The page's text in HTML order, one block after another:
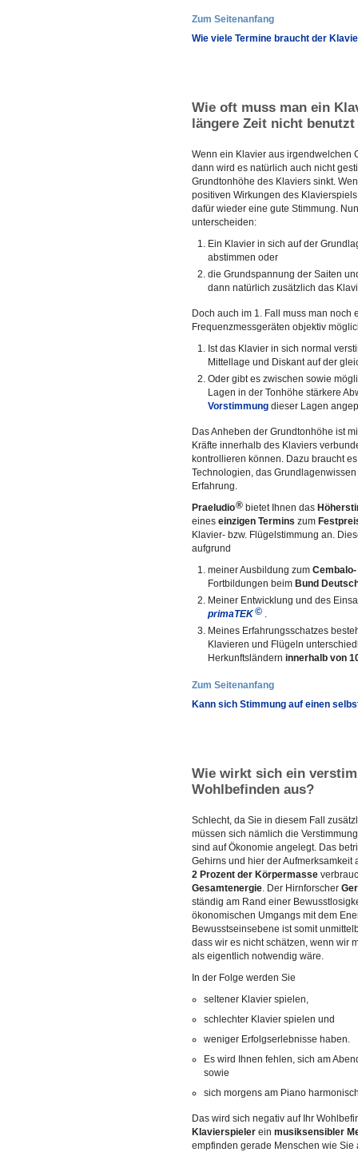
Zum Seitenanfang
Wie viele Termine braucht der
Wie oft muss man ein
längere Zeit nicht
Wenn ein Klavier aus irgendwelchen
dann wird es natürlich auch nicht
Grundtonhöhe des Klaviers sinkt.
positiven Wirkungen des
dafür wieder eine gute Stimmung.
unterscheiden:
Ein Klavier in sich auf der
abstimmen oder
die Grundspannung der Saiten
dann natürlich zusätzlich das
Doch auch im 1. Fall muss man
Frequenzmessgeräten objektiv
Ist das Klavier in sich normal
Mittellage und Diskant auf der
Oder gibt es zwischen sowie
Lagen in der Tonhöhe stärkere
Vorstimmung dieser Lagen
Das Anheben der Grundtonhöhe ist
Kräfte innerhalb des Klaviers
kontrollieren können. Dazu braucht
Technologien, das
Erfahrung.
Praeludio® bietet Ihnen das
eines einzigen Termins zum
Klavier- bzw. Flügelstimmung an.
aufgrund
meiner Ausbildung zum
Fortbildungen beim Bund
Meiner Entwicklung und des
primaTEK© .
Meines Erfahrungsschatzes
Klavieren und Flügeln
Herkunftsländern innerhalb von
Zum Seitenanfang
Kann sich Stimmung auf einen
Wie wirkt sich ein
Wohlbefinden aus?
Schlecht, da Sie in diesem Fall
müssen sich nämlich die
sind auf Ökonomie angelegt. Das
Gehirns und hier der Aufmerksamkeit
2 Prozent der Körpermasse
Gesamtenergie. Der Hirnforscher
ständig am Rand einer
ökonomischen Umgangs mit dem
Bewusstseinsebene ist somit
dass wir es nicht schätzen, wenn wir
als eigentlich notwendig wäre.
In der Folge werden Sie
seltener Klavier spielen,
schlechter Klavier spielen und
weniger Erfolgserlebnisse haben.
Es wird Ihnen fehlen, sich am
sowie
sich morgens am Piano
Das wird sich negativ auf Ihr
Klavierspieler ein musiksensibler
empfinden gerade Menschen wie Sie